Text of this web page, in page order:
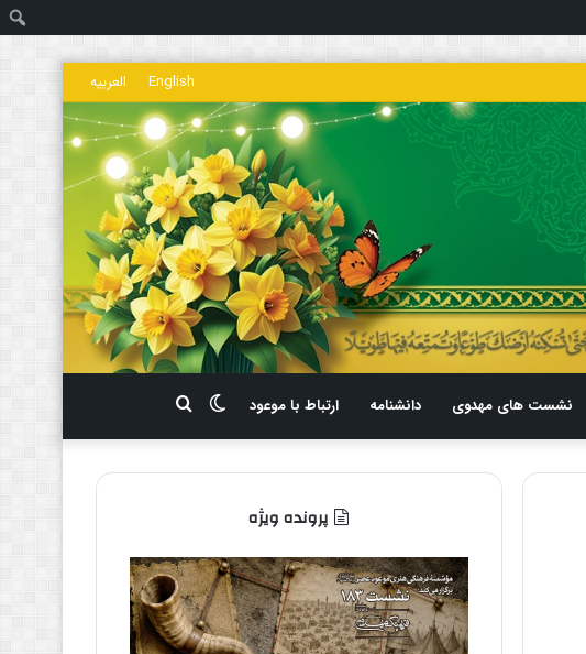
English العربیه
نشست های مهدوی دانشنامه ارتباط با موعود
برای
تغییر
پوسته
پرونده ویژه